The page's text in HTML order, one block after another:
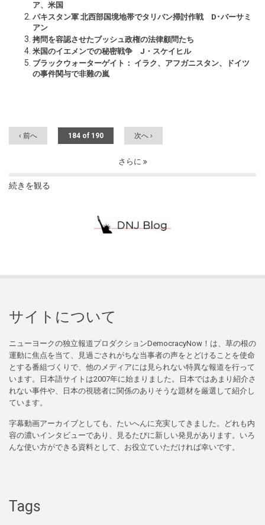
ア、米国
パキスタン軍 北西部国境地帯でタリバン掃討作戦 D･バーサミ
アン
拷問を容認させたブッシュ政権の法律顧問たち
米国のイエメンでの秘密戦争 J・スケイヒル
ブラックウォーターゲイト： イラク、アフガニスタン、ドイツ
の事件関与で非難の嵐
‹ 前へ 184 of 190 次へ ›
さらに
続きを観る
サイトについて
ニューヨークの独立報道プロダクションDemocracyNow！は、草の根の
運動に焦点を当て、見過ごされがちな当事者の声をとどけることを使命
とする番組づくりで、他のメディアには見られない特異な報道を行って
います。日本語サイトは2007年に始まりました。日本ではあまり紹介さ
れない事件や、日本の視聴者に関係のありそうな題材を厳選して紹介し
ています。
字幕動画アーカイブとしても、たいへんに充実してきました。どれも内
容の濃いインタビューであり、見るたびに新しい発見があります。いろ
んな使い方ができる資料として、お役立ていただければ幸いです。
Tags